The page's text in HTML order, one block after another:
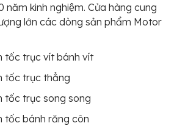
năm kinh nghiệm. Cửa hàng cung
lớn các dòng sản phẩm Motor
tốc trục vít bánh vít
tốc trục thẳng
tốc trục song song
tốc bánh răng côn